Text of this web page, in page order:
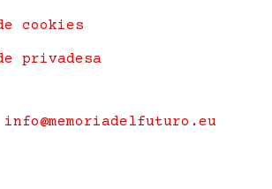
cookies
privadesa